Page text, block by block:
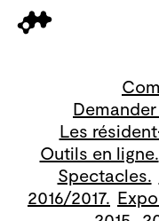
Les
Outils en ligne.
Spectacles.
2016/2017.